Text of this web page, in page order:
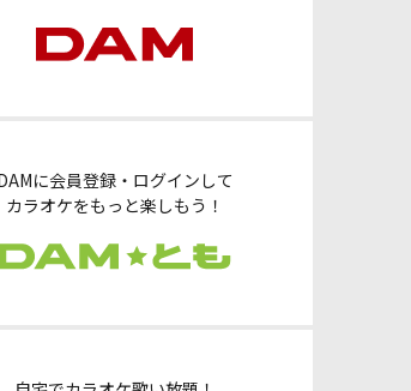
DAMに会員登録・ログインして
カラオケをもっと楽しもう！